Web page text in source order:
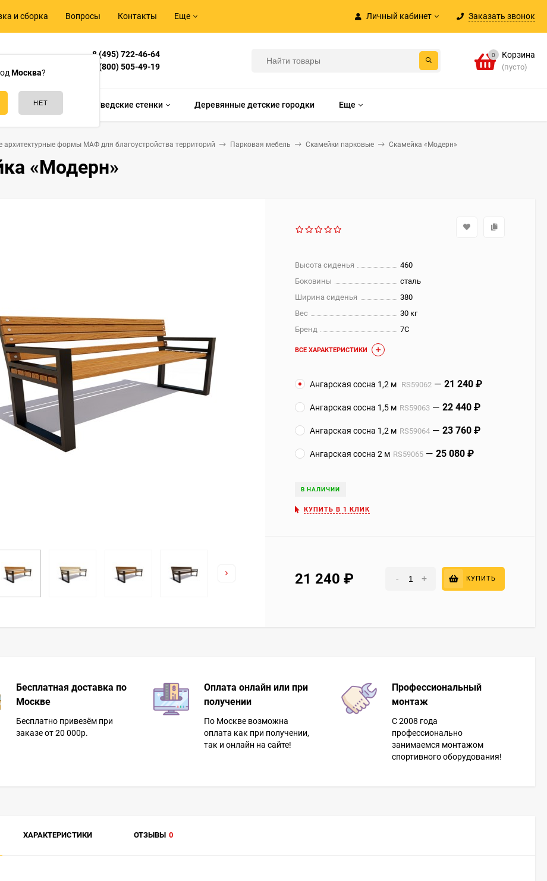
Личный кабинет Заказать звонок
и сборка Вопросы Контакты Еще
Москва?
8 (495) 722-46-64
8 (800) 505-49-19
0 Корзина
(пусто)
видам спорта Шведские стенки Деревянные детские городки Еще
архитектурные формы МАФ для благоустройства территорий Парковая мебель Скамейки парковые Скамейка «Модерн»
«Модерн»
Высота сиденья
460
Боковины
сталь
Ширина сиденья
380
Вес
30 кг
Бренд
7С
ВСЕ ХАРАКТЕРИСТИКИ
Ангарская сосна 1,2 м RS59062 21 240
Ангарская сосна 1,5 м RS59063 22 440
Ангарская сосна 1,2 м RS59064 23 760
Ангарская сосна 2 м RS59065 25 080
В НАЛИЧИИ
КУПИТЬ В 1 КЛИК
21 240 - + КУПИТЬ
Бесплатная доставка по
Москве
Бесплатно привезём при
заказе от 20 000р.
Оплата онлайн или при
получении
По Москве возможна
оплата как при получении,
так и онлайн на сайте!
Профессиональный
монтаж
С 2008 года
профессионально
занимаемся монтажом
спортивного оборудования!
ХАРАКТЕРИСТИКИ ОТЗЫВЫ 0